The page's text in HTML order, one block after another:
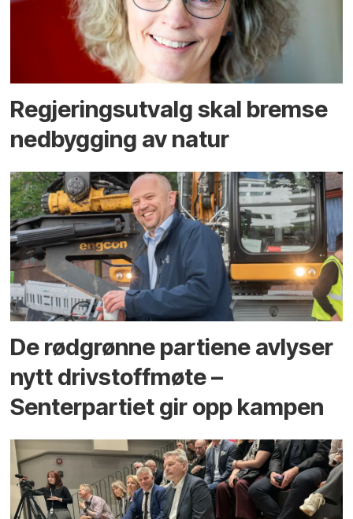
Regjerings­utvalg skal bremse
ned­bygging av natur
De rødgrønne partiene avlyser
nytt drivstoffmøte –
Senterpartiet gir opp kampen